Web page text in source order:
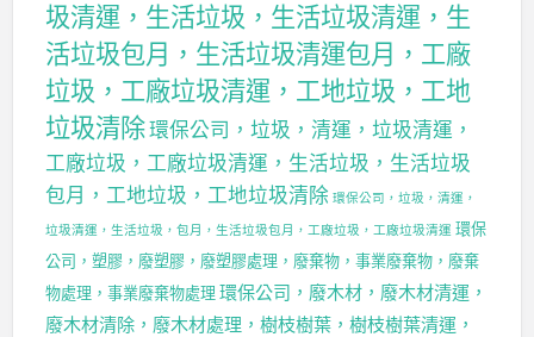
圾清運，生活垃圾，生活垃圾清運，生
活垃圾包月，生活垃圾清運包月，工廠
垃圾，工廠垃圾清運，工地垃圾，工地
垃圾清除環保公司，垃圾，清運，垃圾清運，
工廠垃圾，工廠垃圾清運，生活垃圾，生活垃圾
包月，工地垃圾，工地垃圾清除 環保公司，垃圾，清運，
垃圾清運，生活垃圾，包月，生活垃圾包月，工廠垃圾，工廠垃圾清運 環保
公司，塑膠，廢塑膠，廢塑膠處理，廢棄物，事業廢棄物，廢棄
物處理，事業廢棄物處理 環保公司，廢木材，廢木材清運，
廢木材清除，廢木材處理，樹枝樹葉，樹枝樹葉清運，